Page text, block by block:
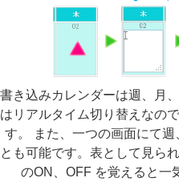
書き込みカレンダーは週、月
はリアルタイム切り替えなの
す。 また、一つの画面にて
とも可能です。表として見ら
のON、OFF を覚えると一